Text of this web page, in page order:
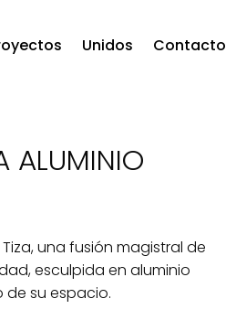
Unidos Contacto
ALUMINIO
una fusión magistral de
esculpida en aluminio
de su espacio.